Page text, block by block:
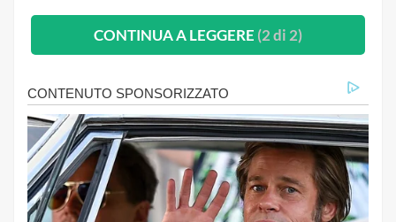
CONTINUA A LEGGERE (2 di 2)